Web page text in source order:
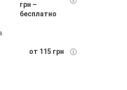
грн –
бесплатно
от 115 грн